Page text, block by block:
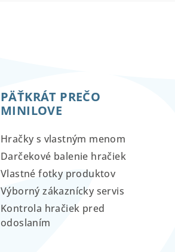
PÄŤKRÁT PREČO
MINILOVE
Hračky s vlastným menom
Darčekové balenie hračiek
Vlastné fotky produktov
Výborný zákaznícky servis
Kontrola hračiek pred
odoslaním